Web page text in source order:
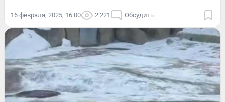
16 февраля, 2025, 16:00 2 221 Обсудить